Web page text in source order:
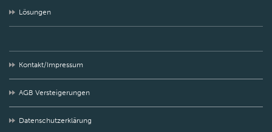
Lösungen
Kontakt/Impressum
AGB Versteigerungen
Datenschutzerklärung